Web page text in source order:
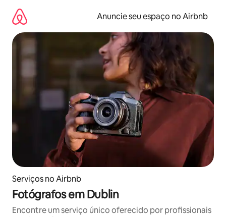
para
conteúdo
Anuncie seu espaço no Airbnb
Serviços no Airbnb
Fotógrafos em Dublin
Encontre um serviço único oferecido por profissionais